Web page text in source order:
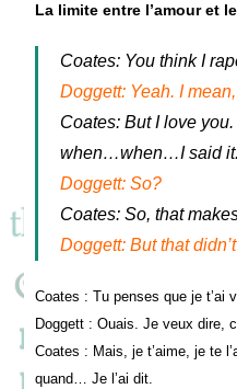
La limite entre l’amour et
Coates: You think I
Doggett: Yeah. I
Coates: But I love
when…when…I said it.
Doggett: So?
Coates: So, that
Doggett: But that
Coates : Tu penses que je t’ai
Doggett : Ouais. Je veux dire,
Coates : Mais, je t’aime, je te
quand… Je l’ai dit.